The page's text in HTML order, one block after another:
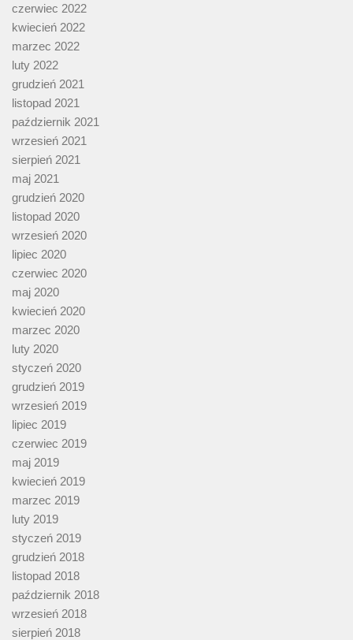
czerwiec 2022
kwiecień 2022
marzec 2022
luty 2022
grudzień 2021
listopad 2021
październik 2021
wrzesień 2021
sierpień 2021
maj 2021
grudzień 2020
listopad 2020
wrzesień 2020
lipiec 2020
czerwiec 2020
maj 2020
kwiecień 2020
marzec 2020
luty 2020
styczeń 2020
grudzień 2019
wrzesień 2019
lipiec 2019
czerwiec 2019
maj 2019
kwiecień 2019
marzec 2019
luty 2019
styczeń 2019
grudzień 2018
listopad 2018
październik 2018
wrzesień 2018
sierpień 2018